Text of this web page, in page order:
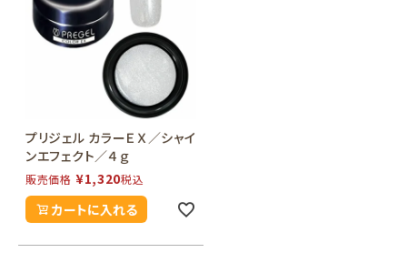
プリジェル カラーＥＸ／シャイ
ンエフェクト／４ｇ
販売価格 ¥1,320税込
カートに入れる